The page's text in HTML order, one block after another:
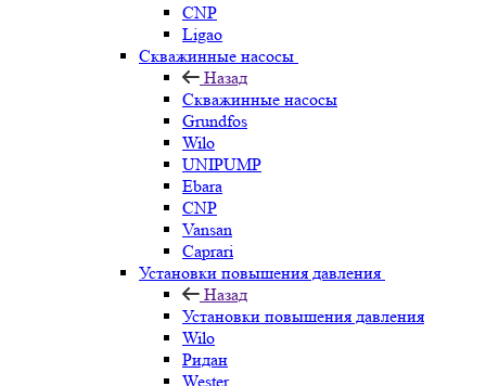
CNP
Ligao
Скважинные насосы
Назад
Скважинные насосы
Grundfos
Wilo
UNIPUMP
Ebara
CNP
Vansan
Caprari
Установки повышения давления
Назад
Установки повышения давления
Wilo
Ридан
Wester